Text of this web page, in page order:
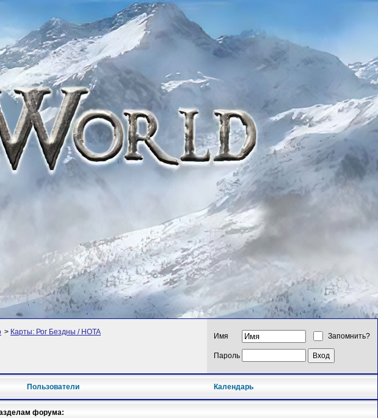
> Карты: Рог Бездны / HOTA
Имя Запомнить?
Пароль
Пользователи Календарь
форума: